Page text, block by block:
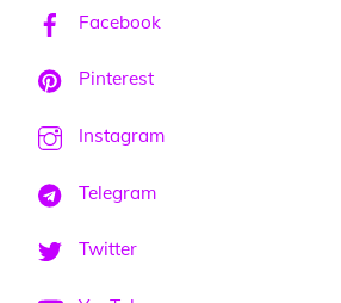
Facebook
Pinterest
Instagram
Telegram
Twitter